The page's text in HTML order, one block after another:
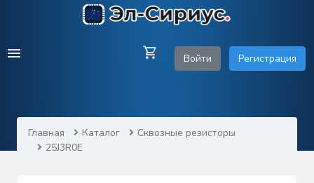
Войти Регистрация
Главная Каталог
Сквозные резисторы
25J3R0E